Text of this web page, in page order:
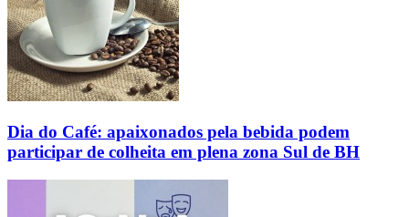
Dia do Café: apaixonados pela bebida podem
participar de colheita em plena zona Sul de BH